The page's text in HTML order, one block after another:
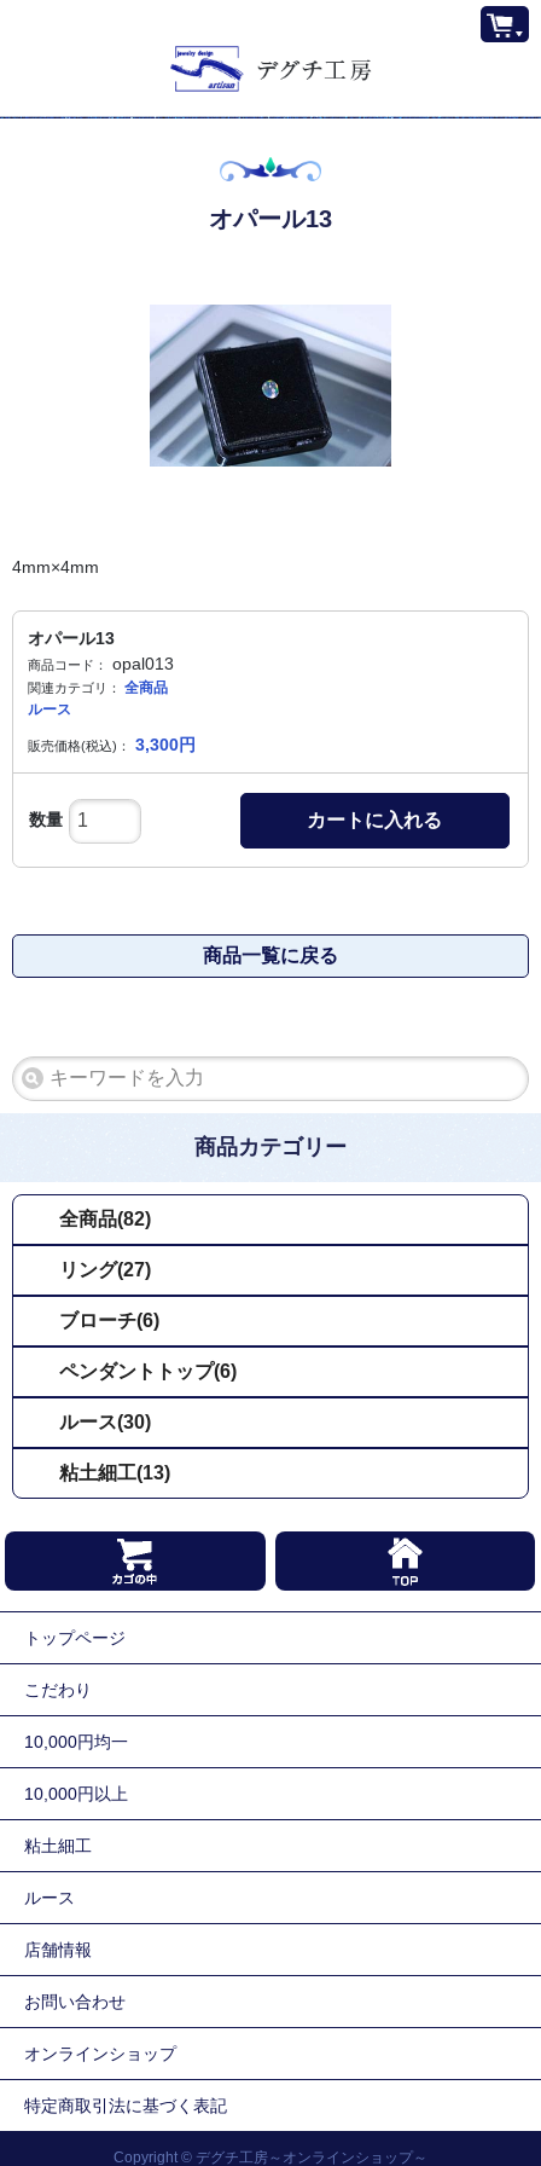
オパール13
4mm×4mm
オパール13
商品コード： opal013
関連カテゴリ：
全商品
ルース
販売価格(税込)： 3,300円
数量 カートに入れる
商品一覧に戻る
商品カテゴリー
全商品(82)
リング(27)
ブローチ(6)
ペンダントトップ(6)
ルース(30)
粘土細工(13)
トップページ
こだわり
10,000円均一
10,000円以上
粘土細工
ルース
店舗情報
お問い合わせ
オンラインショップ
特定商取引法に基づく表記
Copyright © デグチ工房～オンラインショップ～